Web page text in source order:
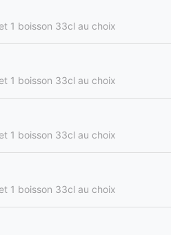
1 boisson 33cl au choix
1 boisson 33cl au choix
1 boisson 33cl au choix
1 boisson 33cl au choix